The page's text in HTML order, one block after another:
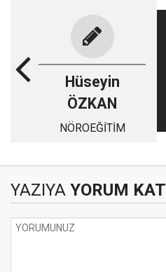
Hüseyin
ÖZKAN
NÖROEĞİTİM
YAZIYA YORUM KAT